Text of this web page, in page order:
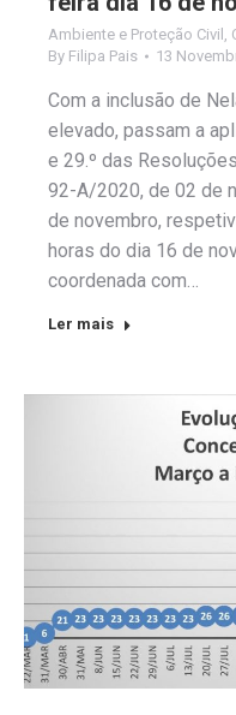
Ambiente e Proteção Civil ,
By Filipa Pais 13
Com a inclusão de
elevado, passam a
e 29.º das
92-A/2020, de 02 de
de novembro,
horas do dia 16 de
coordenada com…
Ler mais